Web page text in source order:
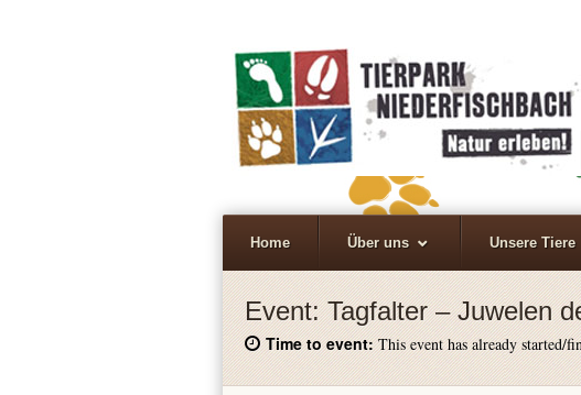
Home Über uns Unsere Tiere
Event:Tagfalter – Juwelen
Time to event:This event has already started/